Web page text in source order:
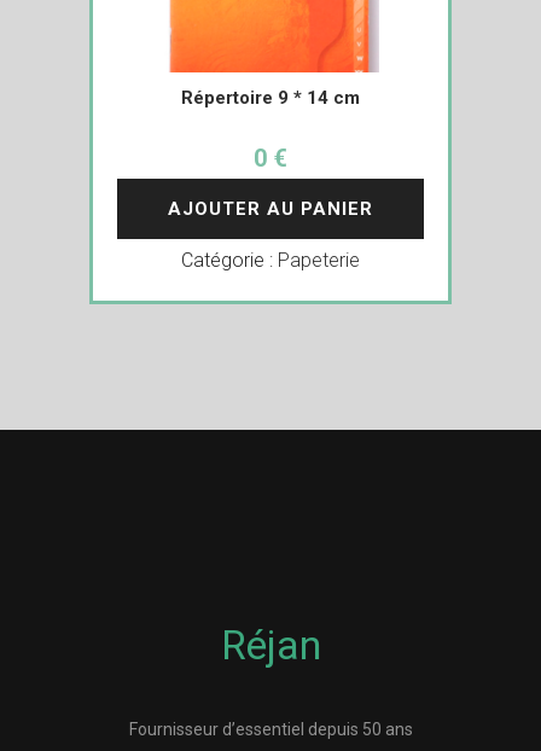
Répertoire 9 * 14 cm
0 €
AJOUTER AU PANIER
Catégorie : Papeterie
Réjan
Fournisseur d’essentiel depuis 50 ans